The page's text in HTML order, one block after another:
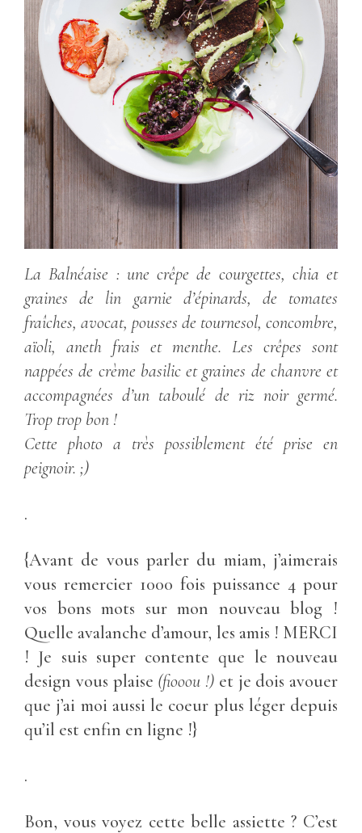
La Balnéaise : une crêpe de courgettes, chia et
graines de lin garnie d’épinards, de tomates
fraîches, avocat, pousses de tournesol, concombre,
aïoli, aneth frais et menthe. Les crêpes sont
nappées de crème basilic et graines de chanvre et
accompagnées d’un taboulé de riz noir germé.
Trop trop bon !
Cette photo a très possiblement été prise en
peignoir. ;)
.
{Avant de vous parler du miam, j’aimerais
vous remercier 1000 fois puissance 4 pour
vos bons mots sur mon nouveau blog !
Quelle avalanche d’amour, les amis ! MERCI
! Je suis super contente que le nouveau
design vous plaise (fiooou !) et je dois avouer
que j’ai moi aussi le coeur plus léger depuis
qu’il est enfin en ligne !}
.
Bon, vous voyez cette belle assiette ? C’est